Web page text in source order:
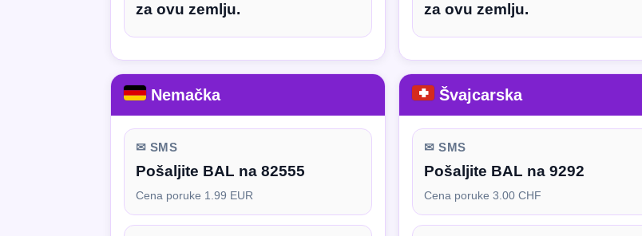
za ovu zemlju.
za ovu zemlju.
Nemačka
✉ SMS
Pošaljite BAL na 82555
Cena poruke 1.99 EUR
Švajcarska
✉ SMS
Pošaljite BAL na 9292
Cena poruke 3.00 CHF